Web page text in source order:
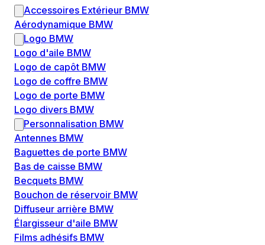
Accessoires Extérieur BMW
Aérodynamique BMW
Logo BMW
Logo d'aile BMW
Logo de capôt BMW
Logo de coffre BMW
Logo de porte BMW
Logo divers BMW
Personnalisation BMW
Antennes BMW
Baguettes de porte BMW
Bas de caisse BMW
Becquets BMW
Bouchon de réservoir BMW
Diffuseur arrière BMW
Élargisseur d'aile BMW
Films adhésifs BMW